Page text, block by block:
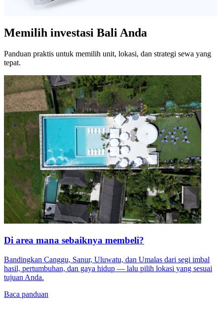
Memilih investasi Bali Anda
Panduan praktis untuk memilih unit, lokasi, dan strategi sewa yang
tepat.
Di area mana sebaiknya membeli?
Bandingkan Canggu, Sanur, Uluwatu, dan Umalas dari segi imbal
hasil, pertumbuhan, dan gaya hidup — lalu pilih lokasi yang sesuai
tujuan Anda.
Baca panduan